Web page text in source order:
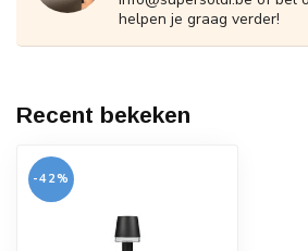
helpen je graag verder!
Recent bekeken
-42%